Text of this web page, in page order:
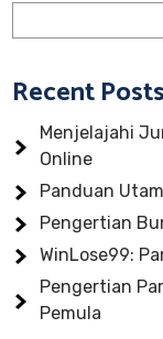
Recent Posts
Menjelajahi
Online
Panduan
Pengertian
WinLose99:
Pengertian
Pemula